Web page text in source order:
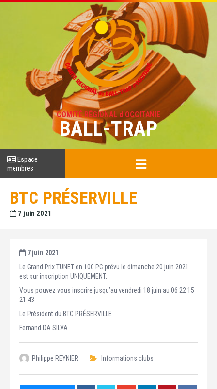
COMITÉ RÉGIONAL d'OCCITANIE
BALL-TRAP
Espace
membres
BTC PRÉSERVILLE
7 juin 2021
7 juin 2021
Le Grand Prix TUNET en 100 PC prévu le dimanche 20 juin 2021
est sur inscription UNIQUEMENT.
Vous pouvez vous inscrire jusqu’au vendredi 18 juin au 06 22 15
21 43
Le Président du BTC PRÉSERVILLE
Fernand DA SILVA
Philippe REYNIER Informations clubs